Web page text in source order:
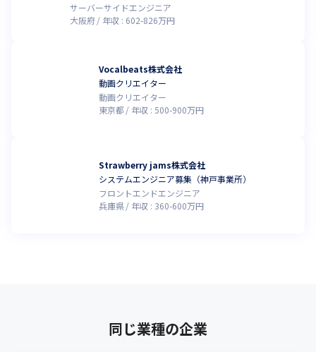
サーバーサイドエンジニア
大阪府
年収 : 602-826万円
Vocalbeats株式会社
動画クリエイター
動画クリエイター
東京都
年収 : 500-900万円
Strawberry jams株式会社
システムエンジニア募集（神戸事業所）
フロントエンドエンジニア
兵庫県
年収 : 360-600万円
同じ業種の企業